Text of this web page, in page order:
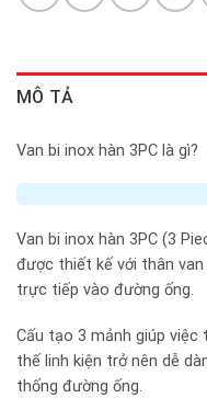
MÔ TẢ
Van bi inox hàn 3PC là gì?
Van bi inox hàn 3PC (3
được thiết kế với thân van
trực tiếp vào đường ống.
Cấu tạo 3 mảnh giúp
thế linh kiện trở nên dễ
thống đường ống.